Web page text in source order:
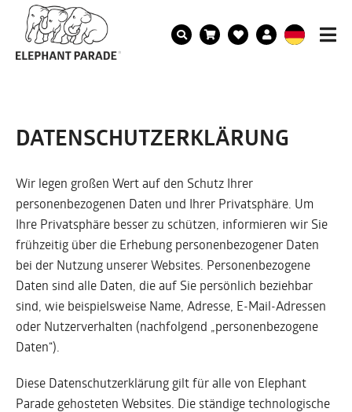
DATENSCHUTZERKLÄRUNG
Wir legen großen Wert auf den Schutz Ihrer
personenbezogenen Daten und Ihrer Privatsphäre. Um
Ihre Privatsphäre besser zu schützen, informieren wir Sie
frühzeitig über die Erhebung personenbezogener Daten
bei der Nutzung unserer Websites. Personenbezogene
Daten sind alle Daten, die auf Sie persönlich beziehbar
sind, wie beispielsweise Name, Adresse, E-Mail-Adressen
oder Nutzerverhalten (nachfolgend „personenbezogene
Daten“).
Diese Datenschutzerklärung gilt für alle von Elephant
Parade gehosteten Websites. Die ständige technologische